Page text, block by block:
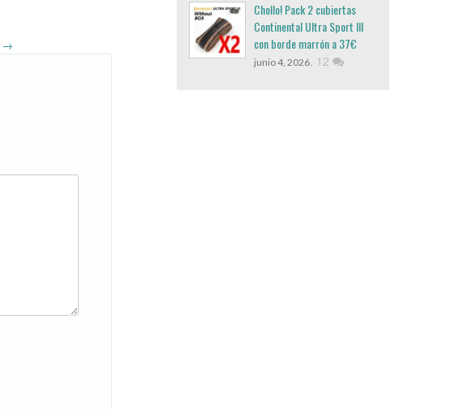
→
Chollo! Pack 2 cubiertas
Continental Ultra Sport III
con borde marrón a 37€
junio 4, 2026, 12